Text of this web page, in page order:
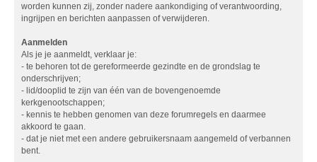
worden kunnen zij, zonder nadere aankondiging of verantwoording,
ingrijpen en berichten aanpassen of verwijderen.
Aanmelden
Als je je aanmeldt, verklaar je:
- te behoren tot de gereformeerde gezindte en de grondslag te
onderschrijven;
- lid/dooplid te zijn van één van de bovengenoemde
kerkgenootschappen;
- kennis te hebben genomen van deze forumregels en daarmee
akkoord te gaan.
- dat je niet met een andere gebruikersnaam aangemeld of verbannen
bent.